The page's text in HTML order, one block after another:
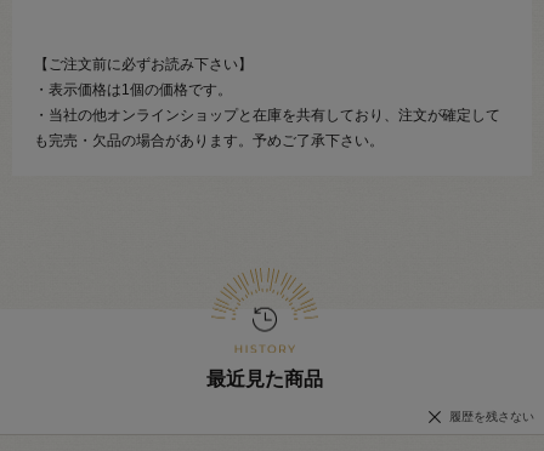
【ご注文前に必ずお読み下さい】
・表示価格は1個の価格です。
・当社の他オンラインショップと在庫を共有しており、注文が確定して
も完売・欠品の場合があります。予めご了承下さい。
最近見た商品
履歴を残さない